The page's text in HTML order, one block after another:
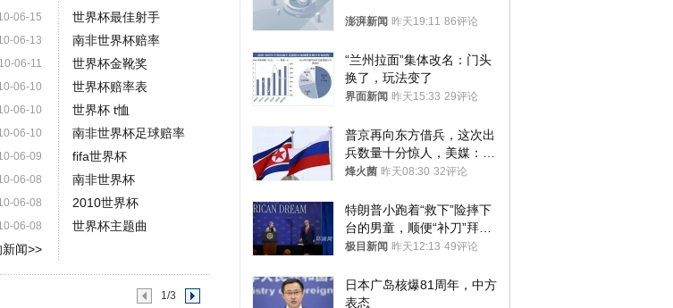
06-15
06-13
10-06-11
06-10
06-10
06-10
06-09
06-08
06-08
06-08
闻>>
世界杯最佳射手
南非世界杯赔率
世界杯金靴奖
世界杯赔率表
世界杯 t恤
南非世界杯足球赔率
fifa世界杯
南非世界杯
2010世界杯
世界杯主题曲
1/3
澎湃新闻 昨天19:11 86评论
“兰州拉面”集体改名：门头
换了，玩法变了
界面新闻 昨天15:33 29评论
普京再向东方借兵，这次出
兵数量十分惊人，美媒：俄
朝要动真格？
烽火菌 昨天08:30 32评论
特朗普小跑着“救下”险摔下
台的男童，顺便“补刀”拜
登：“我可不想他像拜登一
极目新闻 昨天12:13 49评论
日本广岛核爆81周年，中方
表态